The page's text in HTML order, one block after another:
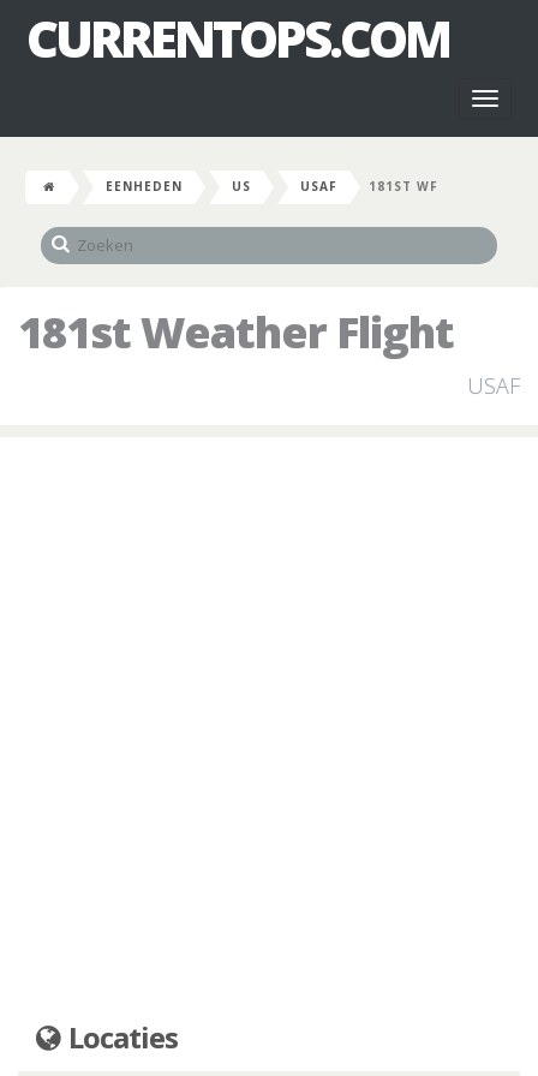
CURRENTOPS.COM
EENHEDEN US USAF 181ST WF
181st Weather Flight
USAF
Locaties